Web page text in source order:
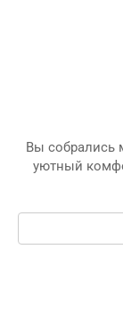
Вы собрались
уютный
Поиск: